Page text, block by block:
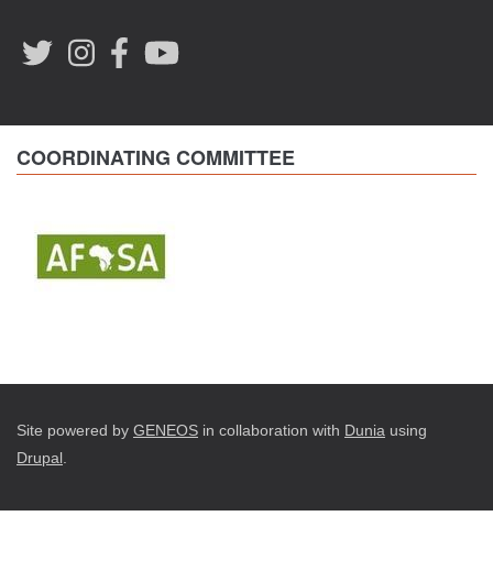
COORDINATING COMMITTEE
Site powered by GENEOS in collaboration with Dunia using
Drupal